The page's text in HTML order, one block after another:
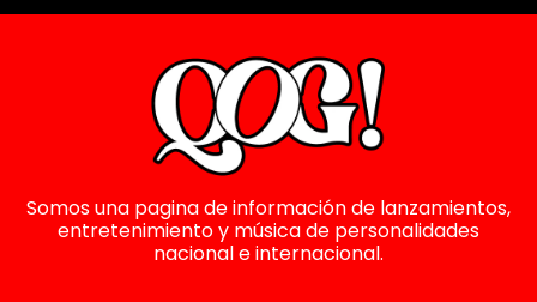
Somos una pagina de información de lanzamientos,
entretenimiento y música de personalidades
nacional e internacional.